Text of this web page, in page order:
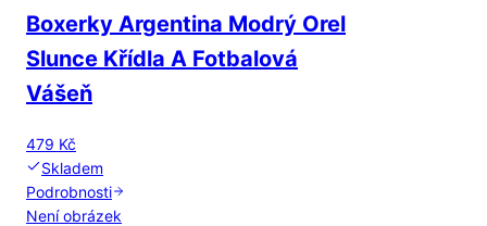
Boxerky Argentina Modrý Orel
Slunce Křídla A Fotbalová
Vášeň
479 Kč
Skladem
Podrobnosti
Není obrázek